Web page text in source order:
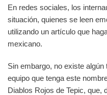
En redes sociales, los
situación, quienes se leen
utilizando un artículo que
mexicano.
Sin embargo, no existe
equipo que tenga este
Diablos Rojos de Tepic, que,